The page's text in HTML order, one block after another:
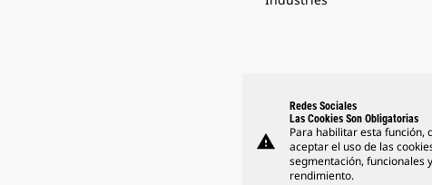
warning
Redes Sociales
Las Cookies Son Obligatorias
Para habilitar esta función,
aceptar el uso de las
segmentación, funcionales
rendimiento.